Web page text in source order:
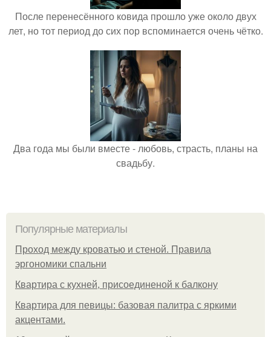
После перенесённого ковида прошло уже около двух
лет, но тот период до сих пор вспоминается очень чётко.
Два года мы были вместе - любовь, страсть, планы на
свадьбу.
Популярные материалы
Проход между кроватью и стеной. Правила
эргономики спальни
Квартира с кухней, присоединеной к балкону
Квартира для певицы: базовая палитра с яркими
акцентами.